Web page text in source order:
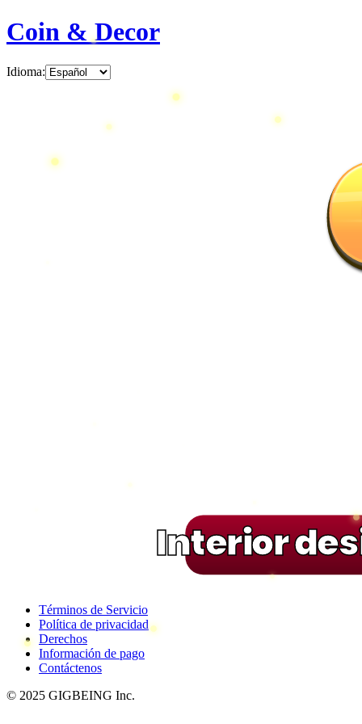
Coin & Decor
Idioma:
Interior
Términos de Servicio
Política de privacidad
Derechos
Información de pago
Contáctenos
© 2025 GIGBEING Inc.